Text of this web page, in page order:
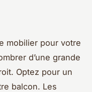
mobilier pour votre
d’une grande
Optez pour un
balcon. Les